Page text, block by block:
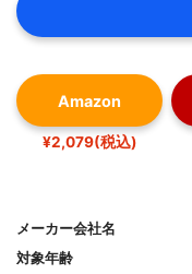
Amazon
¥2,079(税込)
メーカー会社名
対象年齢